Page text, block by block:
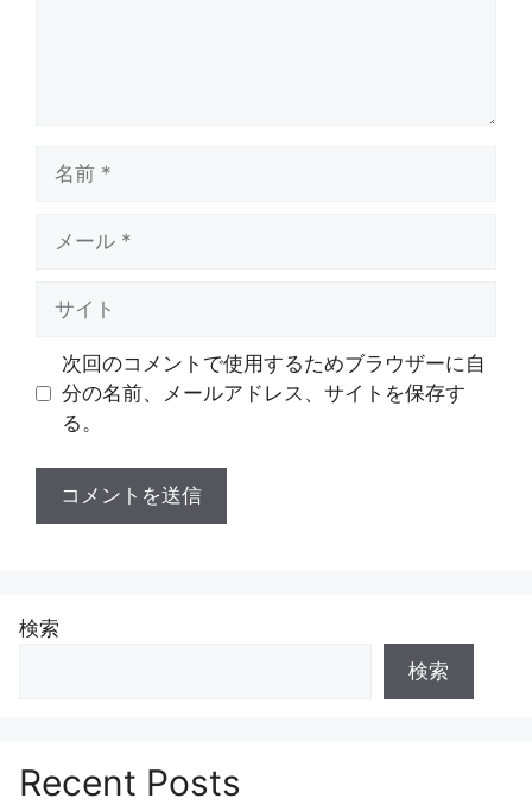
次回のコメントで使用するためブラウザーに自
分の名前、メールアドレス、サイトを保存す
る。
検索
検索
Recent Posts